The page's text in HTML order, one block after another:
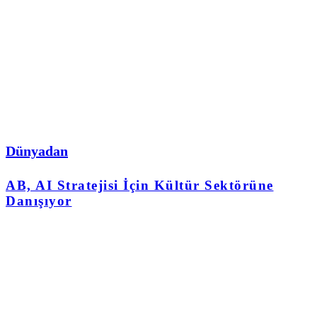
Dünyadan
AB, AI Stratejisi İçin Kültür Sektörüne
Danışıyor